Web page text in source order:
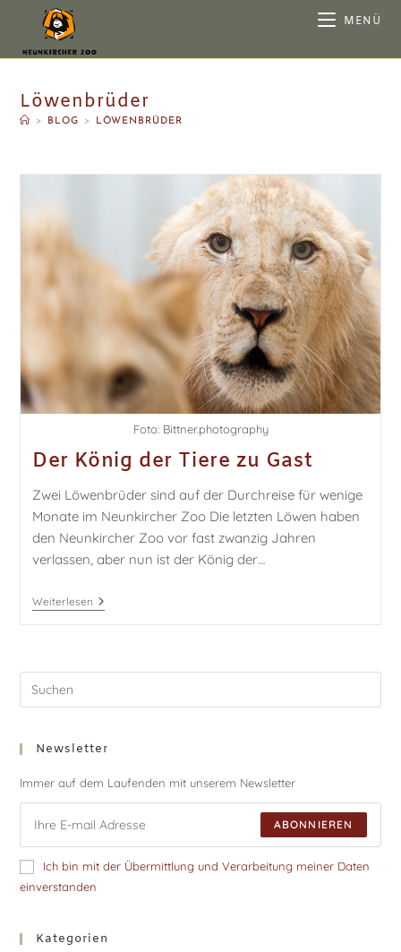
MENÜ
Löwenbrüder
> BLOG > LÖWENBRÜDER
Foto: Bittner.photography
Der König der Tiere zu Gast
Zwei Löwenbrüder sind auf der Durchreise für wenige
Monate im Neunkircher Zoo Die letzten Löwen haben
den Neunkircher Zoo vor fast zwanzig Jahren
verlassen, aber nun ist der König der…
Weiterlesen
Newsletter
Immer auf dem Laufenden mit unserem Newsletter
ABONNIEREN
Ich bin mit der Übermittlung und Verarbeitung meiner Daten
einverstanden
Kategorien